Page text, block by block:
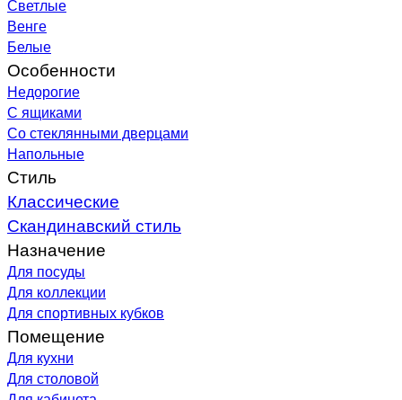
Светлые
Венге
Белые
Особенности
Недорогие
С ящиками
Со стеклянными дверцами
Напольные
Стиль
Классические
Скандинавский стиль
Назначение
Для посуды
Для коллекции
Для спортивных кубков
Помещение
Для кухни
Для столовой